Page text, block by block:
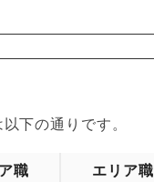
下の通りです。
職 エリア職